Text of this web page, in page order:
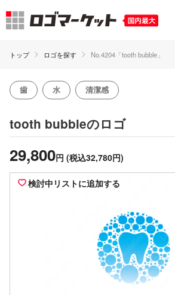
トップ ロゴを探す No.4204「tooth bubble」
歯 水 清潔感
tooth bubbleのロゴ
29,800円 (税込32,780円)
検討中リストに追加する